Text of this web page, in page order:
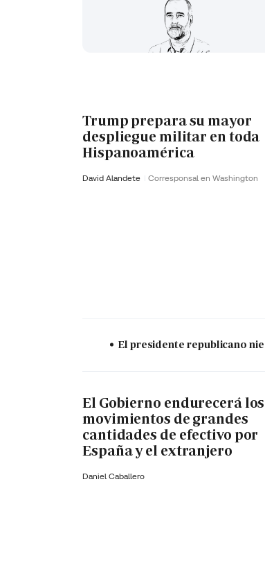
Trump prepara su mayor
despliegue militar en toda
Hispanoamérica
David Alandete Corresponsal en Washington
El presidente republicano
El Gobierno endurecerá los
movimientos de grandes
cantidades de efectivo por
España y el extranjero
Daniel Caballero